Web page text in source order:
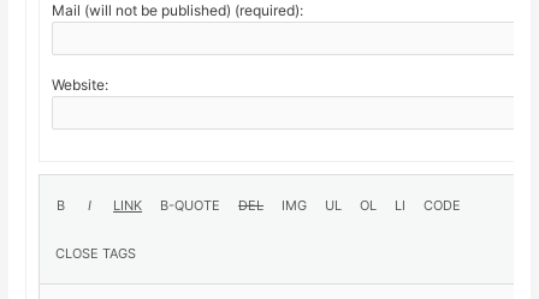
Mail (will not be published) (required):
Website: